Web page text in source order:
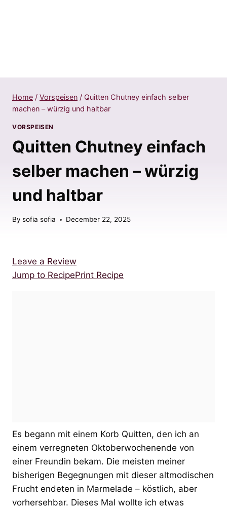
Home / Vorspeisen / Quitten Chutney einfach selber
machen – würzig und haltbar
VORSPEISEN
Quitten Chutney einfach
selber machen – würzig
und haltbar
By sofia sofia December 22, 2025
Jump to RecipePrint Recipe
Leave a Review
Es begann mit einem Korb Quitten, den ich an
einem verregneten Oktoberwochenende von
einer Freundin bekam. Die meisten meiner
bisherigen Begegnungen mit dieser altmodischen
Frucht endeten in Marmelade – köstlich, aber
vorhersehbar. Dieses Mal wollte ich etwas